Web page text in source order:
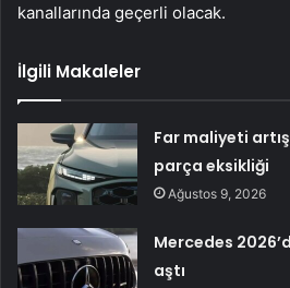
kanallarında geçerli olacak.
İlgili Makaleler
Far maliyeti
parça eksikliği
Ağustos 9, 2026
Mercedes
aştı